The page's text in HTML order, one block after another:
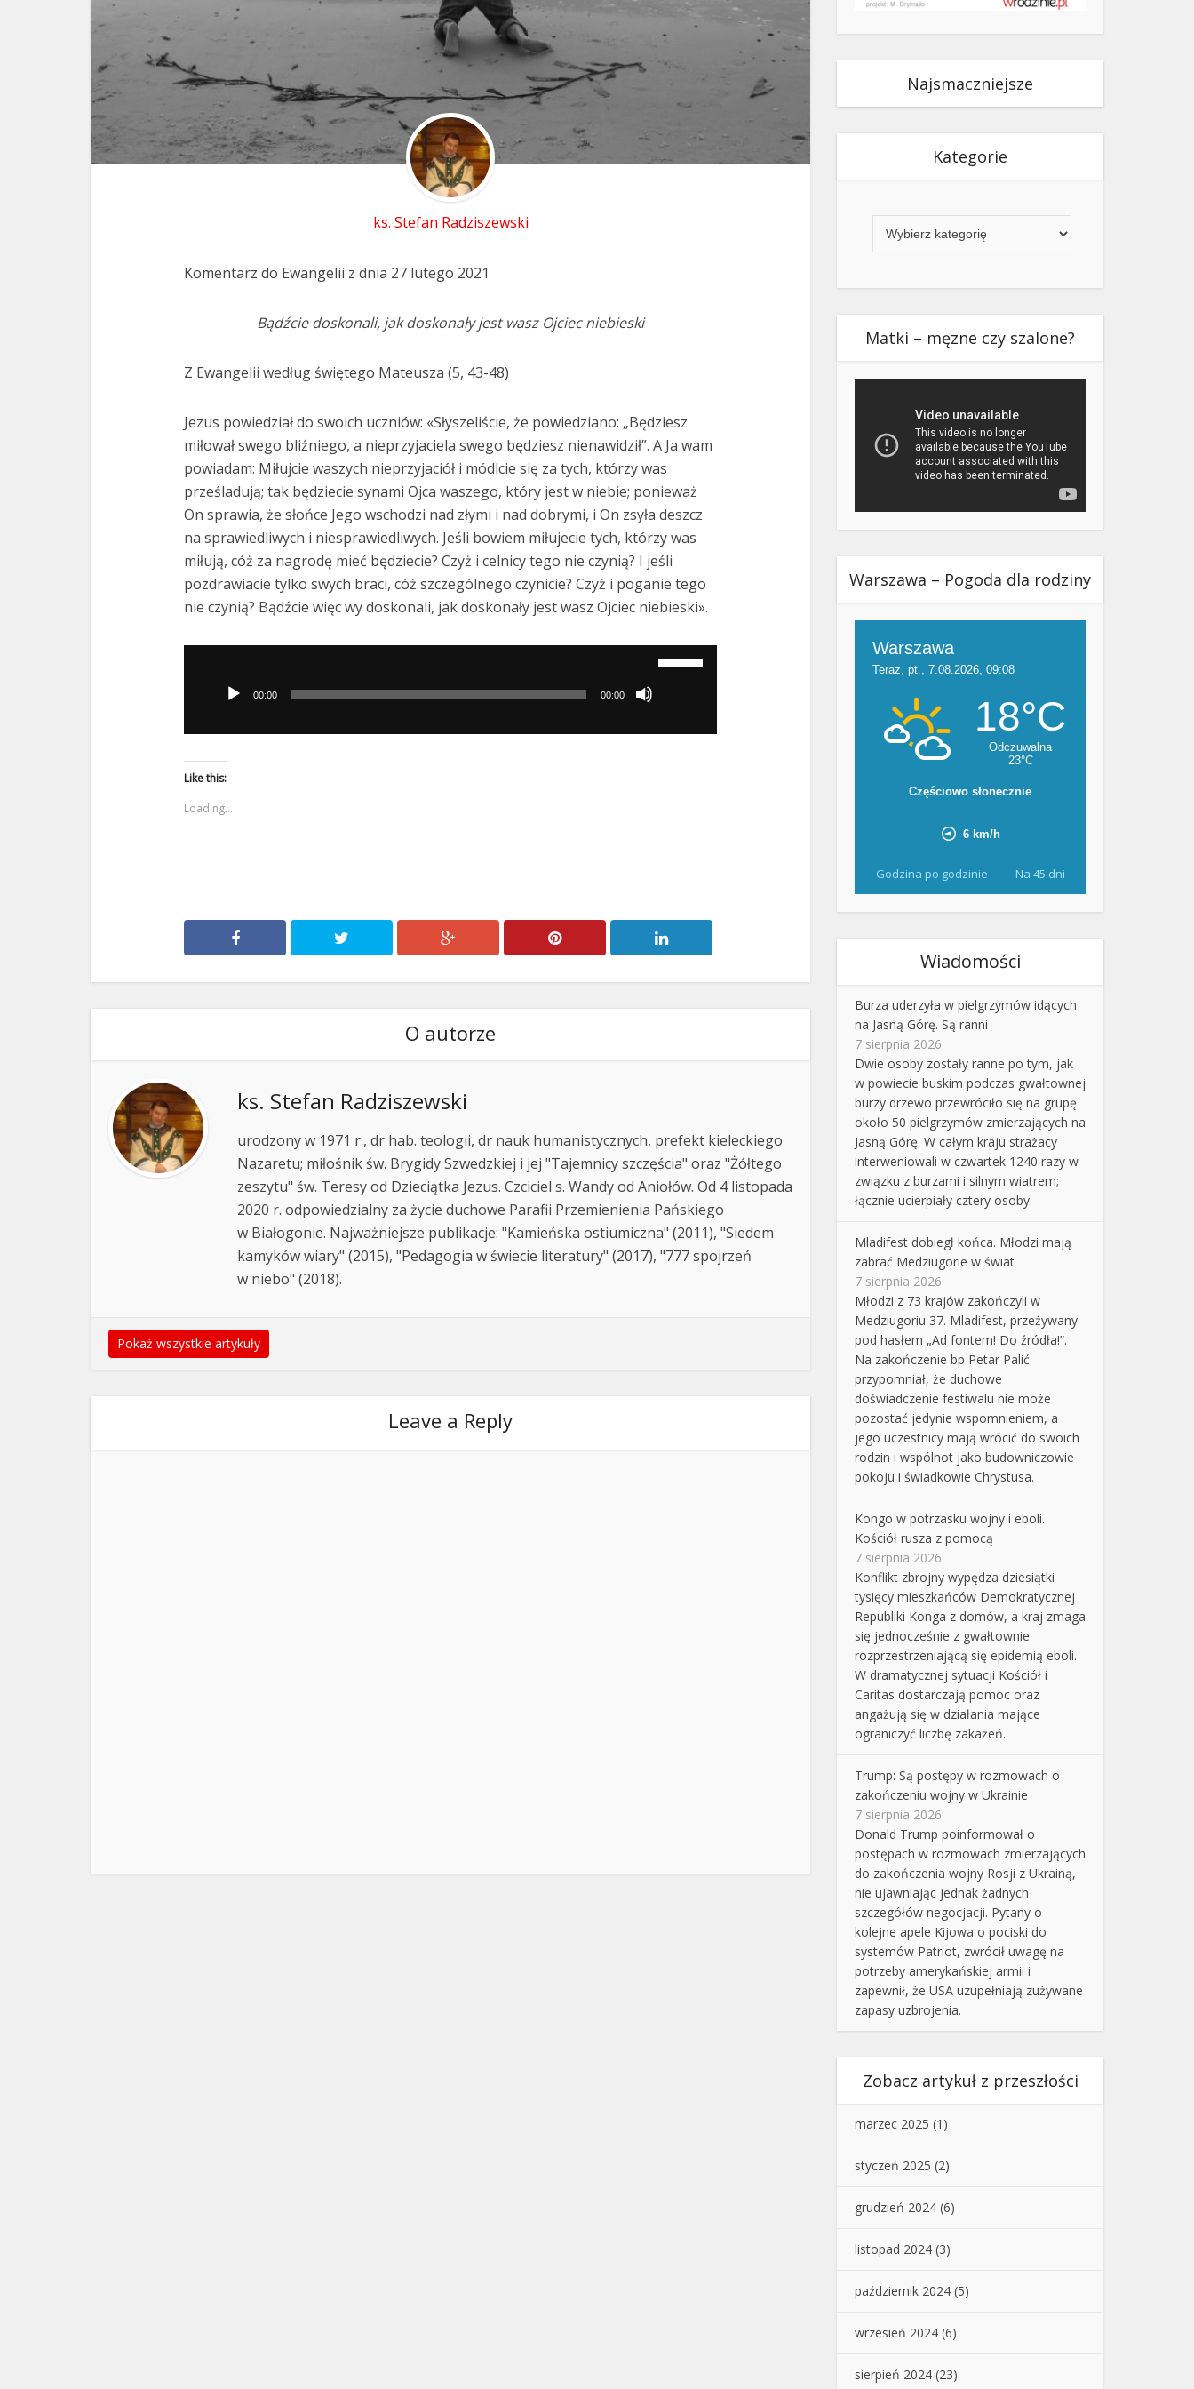
ks. Stefan Radziszewski
Komentarz do Ewangelii z dnia 27 lutego 2021
Bądźcie doskonali, jak doskonały jest wasz Ojciec niebieski
Z Ewangelii według świętego Mateusza (5, 43-48)
Jezus powiedział do swoich uczniów: «Słyszeliście, że powiedziano: „Będziesz
miłował swego bliźniego, a nieprzyjaciela swego będziesz nienawidził”. A Ja wam
powiadam: Miłujcie waszych nieprzyjaciół i módlcie się za tych, którzy was
prześladują; tak będziecie synami Ojca waszego, który jest w niebie; ponieważ
On sprawia, że słońce Jego wschodzi nad złymi i nad dobrymi, i On zsyła deszcz
na sprawiedliwych i niesprawiedliwych. Jeśli bowiem miłujecie tych, którzy was
miłują, cóż za nagrodę mieć będziecie? Czyż i celnicy tego nie czynią? I jeśli
pozdrawiacie tylko swych braci, cóż szczególnego czynicie? Czyż i poganie tego
nie czynią? Bądźcie więc wy doskonali, jak doskonały jest wasz Ojciec niebieski».
dźwiękowych
00:00 00:00
Like this:
Loading...
O autorze
ks. Stefan Radziszewski
urodzony w 1971 r., dr hab. teologii, dr nauk humanistycznych, prefekt kieleckiego
Nazaretu; miłośnik św. Brygidy Szwedzkiej i jej "Tajemnicy szczęścia" oraz "Żółtego
zeszytu" św. Teresy od Dzieciątka Jezus. Czciciel s. Wandy od Aniołów. Od 4 listopada
2020 r. odpowiedzialny za życie duchowe Parafii Przemienienia Pańskiego
w Białogonie. Najważniejsze publikacje: "Kamieńska ostiumiczna" (2011), "Siedem
kamyków wiary" (2015), "Pedagogia w świecie literatury" (2017), "777 spojrzeń
w niebo" (2018).
Pokaż wszystkie artykuły
Leave a Reply
Najsmaczniejsze
Kategorie
Matki – męzne czy szalone?
Warszawa – Pogoda dla rodziny
Godzina po godzinie Na 45 dni
Wiadomości
Burza uderzyła w pielgrzymów idących
na Jasną Górę. Są ranni
7 sierpnia 2026
Dwie osoby zostały ranne po tym, jak
w powiecie buskim podczas gwałtownej
burzy drzewo przewróciło się na grupę
około 50 pielgrzymów zmierzających na
Jasną Górę. W całym kraju strażacy
interweniowali w czwartek 1240 razy w
związku z burzami i silnym wiatrem;
łącznie ucierpiały cztery osoby.
Mladifest dobiegł końca. Młodzi mają
zabrać Medziugorie w świat
7 sierpnia 2026
Młodzi z 73 krajów zakończyli w
Medziugoriu 37. Mladifest, przeżywany
pod hasłem „Ad fontem! Do źródła!”.
Na zakończenie bp Petar Palić
przypomniał, że duchowe
doświadczenie festiwalu nie może
pozostać jedynie wspomnieniem, a
jego uczestnicy mają wrócić do swoich
rodzin i wspólnot jako budowniczowie
pokoju i świadkowie Chrystusa.
Kongo w potrzasku wojny i eboli.
Kościół rusza z pomocą
7 sierpnia 2026
Konflikt zbrojny wypędza dziesiątki
tysięcy mieszkańców Demokratycznej
Republiki Konga z domów, a kraj zmaga
się jednocześnie z gwałtownie
rozprzestrzeniającą się epidemią eboli.
W dramatycznej sytuacji Kościół i
Caritas dostarczają pomoc oraz
angażują się w działania mające
ograniczyć liczbę zakażeń.
Trump: Są postępy w rozmowach o
zakończeniu wojny w Ukrainie
7 sierpnia 2026
Donald Trump poinformował o
postępach w rozmowach zmierzających
do zakończenia wojny Rosji z Ukrainą,
nie ujawniając jednak żadnych
szczegółów negocjacji. Pytany o
kolejne apele Kijowa o pociski do
systemów Patriot, zwrócił uwagę na
potrzeby amerykańskiej armii i
zapewnił, że USA uzupełniają zużywane
zapasy uzbrojenia.
Zobacz artykuł z przeszłości
marzec 2025 (1)
styczeń 2025 (2)
grudzień 2024 (6)
listopad 2024 (3)
październik 2024 (5)
wrzesień 2024 (6)
sierpień 2024 (23)